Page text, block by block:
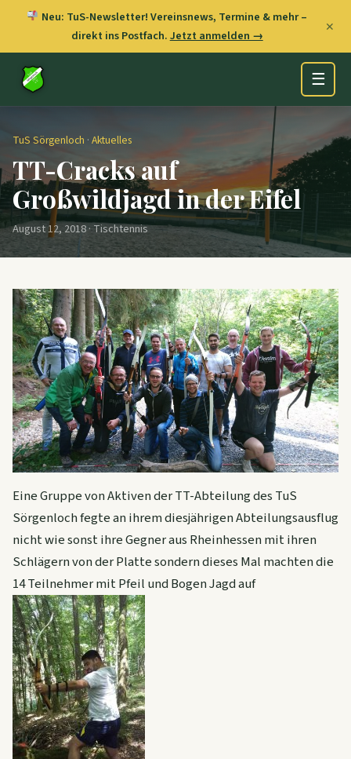
Neu: TuS-Newsletter! Vereinsnews, Termine & mehr –
direkt ins Postfach.Jetzt anmelden →
✕
☰
TuS Sörgenloch · Aktuelles
TT-Cracks auf
Großwildjagd in der Eifel
August 12, 2018 · Tischtennis
Eine Gruppe von Aktiven der TT-Abteilung des TuS
Sörgenloch fegte an ihrem diesjährigen Abteilungsausflug
nicht wie sonst ihre Gegner aus Rheinhessen mit ihren
Schlägern von der Platte sondern dieses Mal machten die
14 Teilnehmer mit Pfeil und Bogen Jagd auf